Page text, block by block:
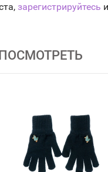
зарегистрируйтесь